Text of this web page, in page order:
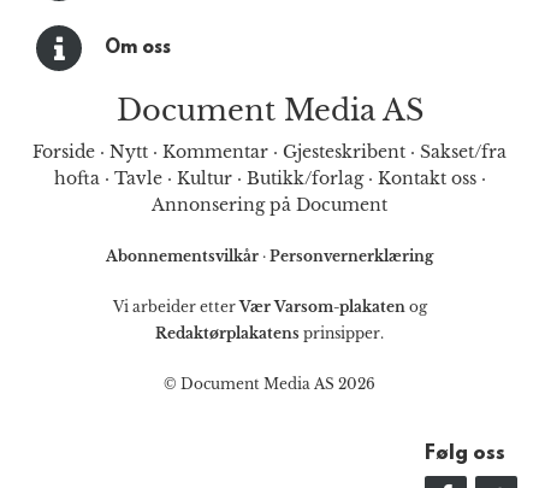
Om oss
Document Media AS
Forside · Nytt · Kommentar · Gjesteskribent · Sakset/fra
hofta· Tavle· Kultur· Butikk/forlag· Kontakt oss·
Annonsering på Document
Abonnementsvilkår · Personvernerklæring
Vi arbeider etterVær Varsom-plakatenog
Redaktørplakatens prinsipper.
© Document Media AS 2026
Følg oss